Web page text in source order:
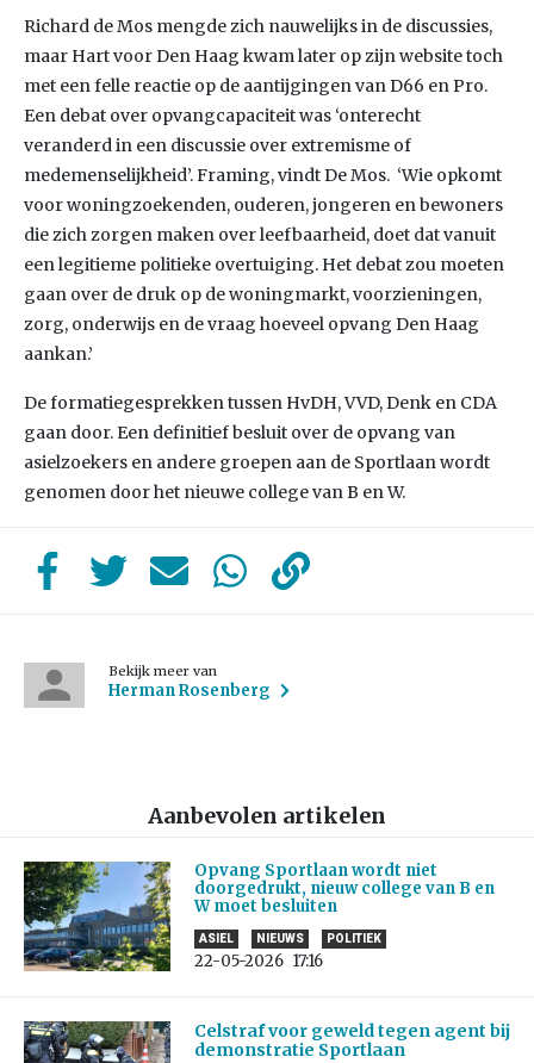
Richard de Mos mengde zich nauwelijks in de discussies,
maar Hart voor Den Haag kwam later op zijn website toch
met een felle reactie op de aantijgingen van D66 en Pro.
Een debat over opvangcapaciteit was ‘onterecht
veranderd in een discussie over extremisme of
medemenselijkheid’. Framing, vindt De Mos. ‘Wie opkomt
voor woningzoekenden, ouderen, jongeren en bewoners
die zich zorgen maken over leefbaarheid, doet dat vanuit
een legitieme politieke overtuiging. Het debat zou moeten
gaan over de druk op de woningmarkt, voorzieningen,
zorg, onderwijs en de vraag hoeveel opvang Den Haag
aankan.’
De formatiegesprekken tussen HvDH, VVD, Denk en CDA
gaan door. Een definitief besluit over de opvang van
asielzoekers en andere groepen aan de Sportlaan wordt
genomen door het nieuwe college van B en W.
Bekijk meer van
Herman Rosenberg
Aanbevolen artikelen
Opvang Sportlaan wordt niet
doorgedrukt, nieuw college van B en
W moet besluiten
ASIEL NIEUWS POLITIEK
22-05-2026 17:16
Celstraf voor geweld tegen agent bij
demonstratie Sportlaan